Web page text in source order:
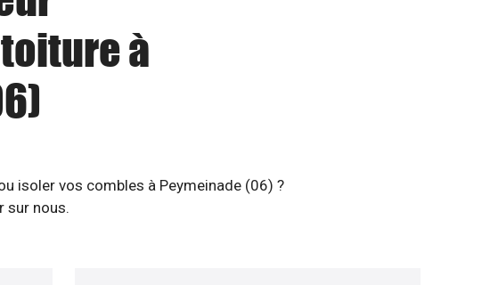
à
isoler vos combles à Peymeinade (06) ?
sur nous.